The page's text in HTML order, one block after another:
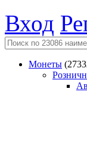
Вход
Монеты